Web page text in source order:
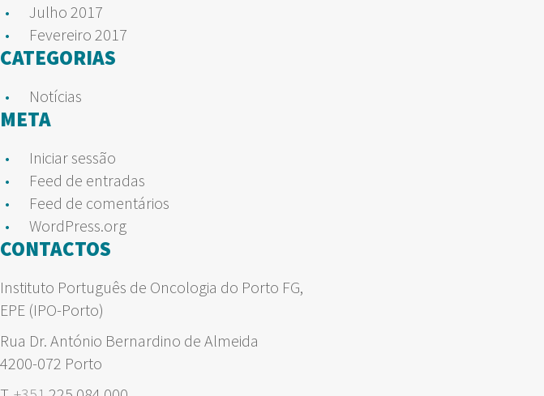
Julho 2017
Fevereiro 2017
CATEGORIAS
Notícias
META
Iniciar sessão
Feed de entradas
Feed de comentários
WordPress.org
CONTACTOS
Instituto Português de Oncologia do Porto FG,
EPE (IPO-Porto)
Rua Dr. António Bernardino de Almeida
4200-072 Porto